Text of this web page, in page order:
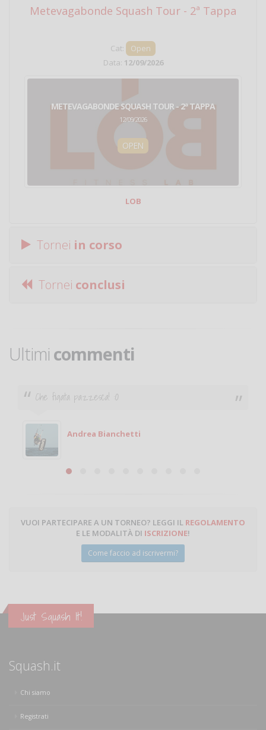
Metevagabonde Squash Tour - 2ª Tappa
Cat:
Open
Data: 12/09/2026
METEVAGABONDE SQUASH TOUR - 2ª TAPPA
12/09/2026
OPEN
LOB
Tornei in corso
Tornei conclusi
Ultimi commenti
Che figata pazzesca! :O
Andrea Bianchetti
VUOI PARTECIPARE A UN TORNEO? LEGGI IL REGOLAMENTO
E LE MODALITÀ DI ISCRIZIONE!
Come faccio ad iscrivermi?
Just Squash It!
Squash.it
Chi siamo
Registrati